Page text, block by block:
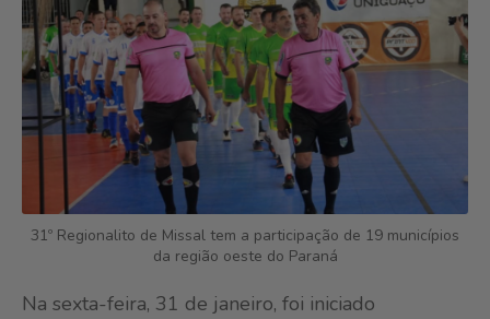
31º Regionalito de Missal tem a participação de 19 municípios
da região oeste do Paraná
Na sexta-feira, 31 de janeiro, foi iniciado